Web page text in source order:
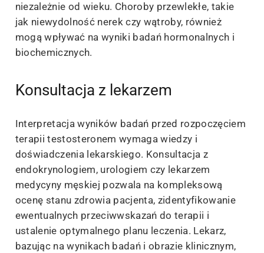
niezależnie od wieku. Choroby przewlekłe, takie
jak niewydolność nerek czy wątroby, również
mogą wpływać na wyniki badań hormonalnych i
biochemicznych.
Konsultacja z lekarzem
Interpretacja wyników badań przed rozpoczęciem
terapii testosteronem wymaga wiedzy i
doświadczenia lekarskiego. Konsultacja z
endokrynologiem, urologiem czy lekarzem
medycyny męskiej pozwala na kompleksową
ocenę stanu zdrowia pacjenta, zidentyfikowanie
ewentualnych przeciwwskazań do terapii i
ustalenie optymalnego planu leczenia. Lekarz,
bazując na wynikach badań i obrazie klinicznym,